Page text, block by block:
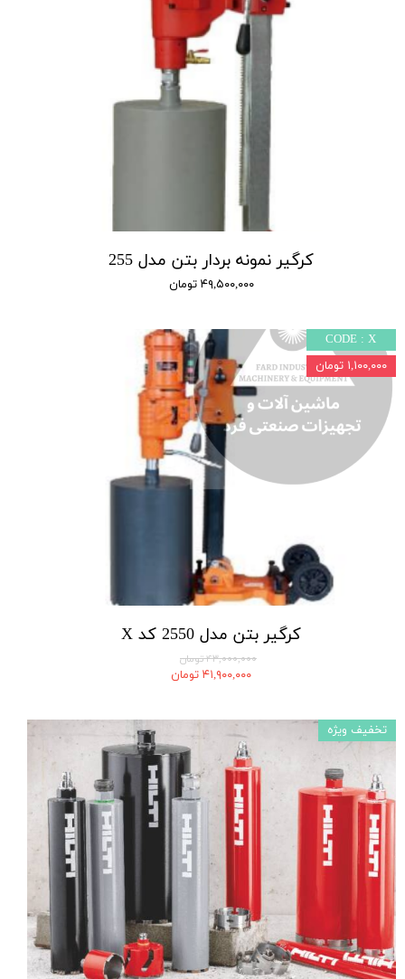
کرگیر نمونه بردار بتن مدل 255
۴۹,۵۰۰,۰۰۰ تومان
کرگیر بتن مدل 2550 کد X
۴۳,۰۰۰,۰۰۰ تومان
۴۱,۹۰۰,۰۰۰ تومان
CODE : X
۱,۱۰۰,۰۰۰ تومان
تخفیف ویژه